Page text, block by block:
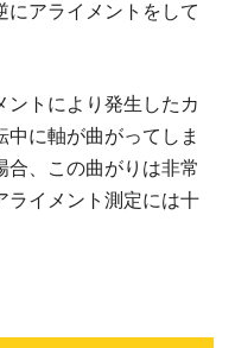
にアライメントをして
ントにより発生したカ
中に軸が曲がってしま
合、この曲がりは非常
ライメント測定には十